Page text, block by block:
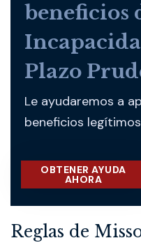
beneficios
Plazo
Le ayudaremos a
beneficios
OBTENER AYUDA
AHORA
Reglas de